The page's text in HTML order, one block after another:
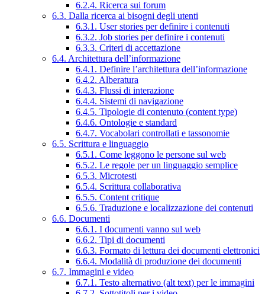
6.2.4. Ricerca sui forum
6.3. Dalla ricerca ai bisogni degli utenti
6.3.1. User stories per definire i contenuti
6.3.2. Job stories per definire i contenuti
6.3.3. Criteri di accettazione
6.4. Architettura dell’informazione
6.4.1. Definire l’architettura dell’informazione
6.4.2. Alberatura
6.4.3. Flussi di interazione
6.4.4. Sistemi di navigazione
6.4.5. Tipologie di contenuto (content type)
6.4.6. Ontologie e standard
6.4.7. Vocabolari controllati e tassonomie
6.5. Scrittura e linguaggio
6.5.1. Come leggono le persone sul web
6.5.2. Le regole per un linguaggio semplice
6.5.3. Microtesti
6.5.4. Scrittura collaborativa
6.5.5. Content critique
6.5.6. Traduzione e localizzazione dei contenuti
6.6. Documenti
6.6.1. I documenti vanno sul web
6.6.2. Tipi di documenti
6.6.3. Formato di lettura dei documenti elettronici
6.6.4. Modalità di produzione dei documenti
6.7. Immagini e video
6.7.1. Testo alternativo (alt text) per le immagini